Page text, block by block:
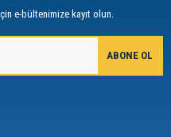
e-bültenimize kayıt olun.